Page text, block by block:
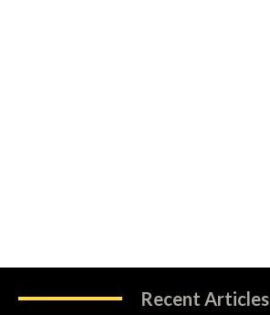
Recent Articles